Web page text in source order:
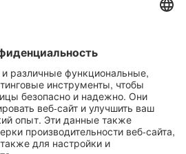
язык для тебя»
бесплатно
языка от Goethe-Institut
«Deutschstunde»